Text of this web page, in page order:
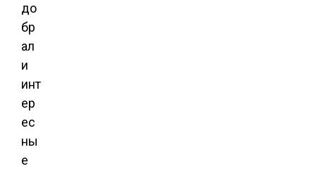
до
бр
ал
и
инт
ер
ес
ны
е